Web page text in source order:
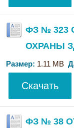
ФЗ № 323
ОХРАНЫ
Размер: 1.11 MB
Скачать
ФЗ № 38